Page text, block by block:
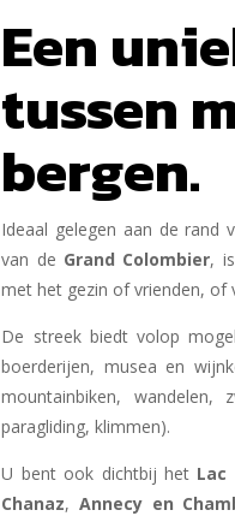
Een
tussen
bergen.
Ideaal gelegen aan de rand
van de Grand Colombier,
met het gezin of vrienden, of
De streek biedt volop
boerderijen, musea en
mountainbiken, wandelen,
paragliding, klimmen).
U bent ook dichtbij het Lac
Chanaz,Annecy en